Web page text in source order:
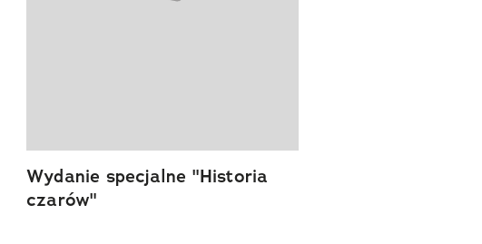
Wydanie specjalne "Historia
czarów"